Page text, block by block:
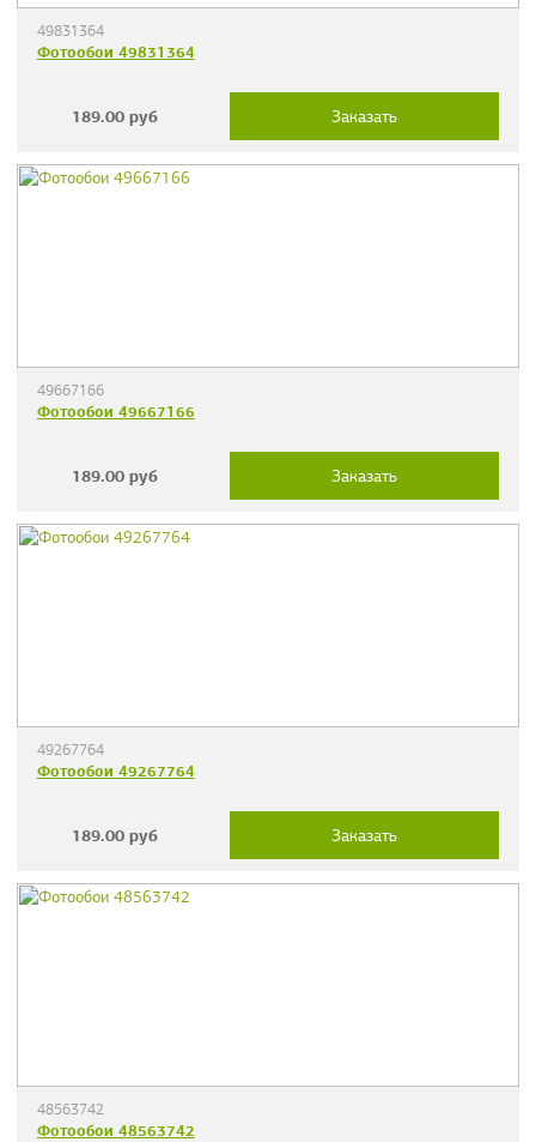
49831364
Фотообои 49831364
189.00 руб Заказать
49667166
Фотообои 49667166
189.00 руб Заказать
49267764
Фотообои 49267764
189.00 руб Заказать
48563742
Фотообои 48563742